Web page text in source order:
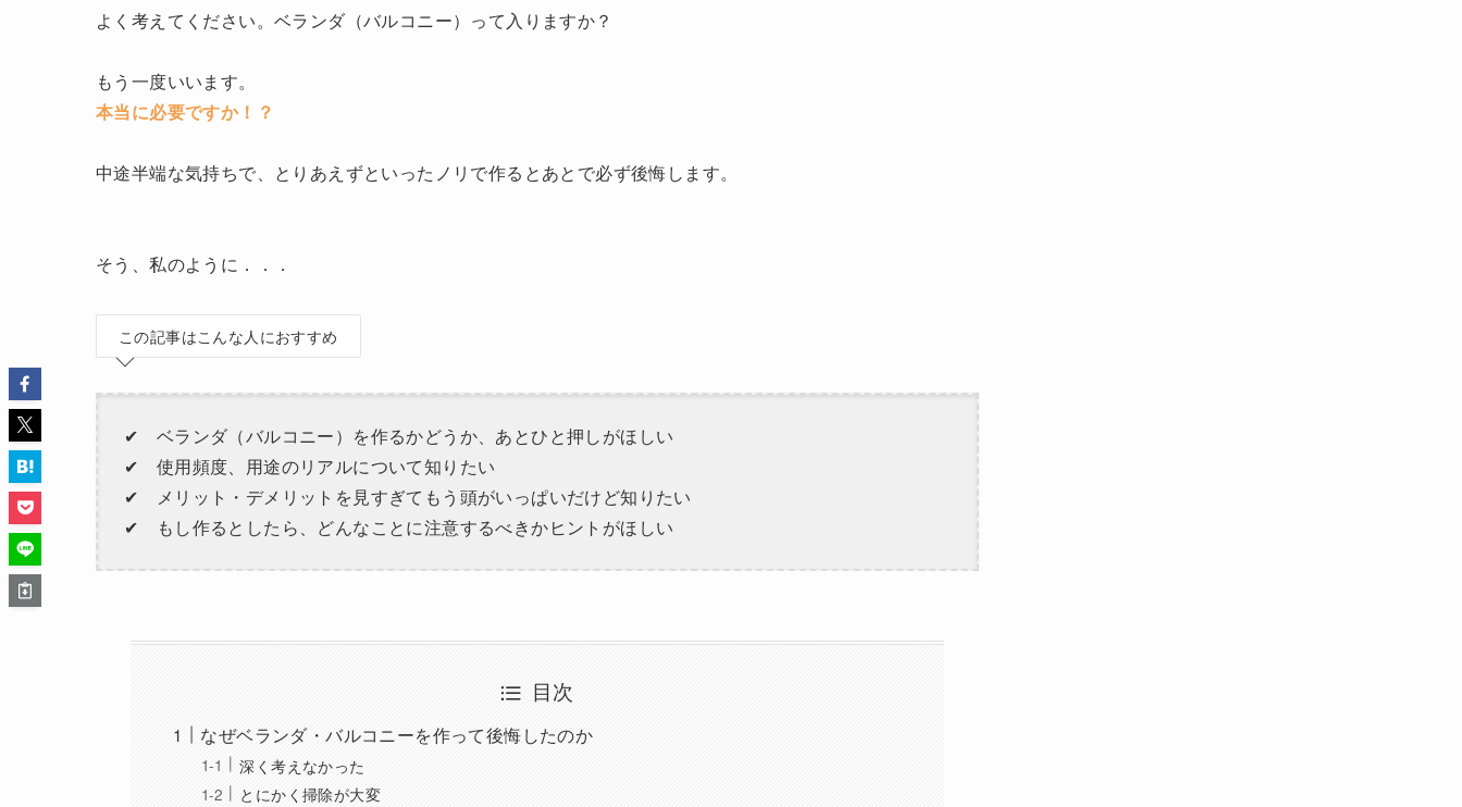
よく考えてください。ベランダ（バルコニー）って入りますか？
もう一度いいます。
本当に必要ですか！？
中途半端な気持ちで、とりあえずといったノリで作るとあとで必ず後悔します。
そう、私のように．．．
この記事はこんな人におすすめ
✔︎ ベランダ（バルコニー）を作るかどうか、あとひと押しがほしい
✔︎ 使用頻度、用途のリアルについて知りたい
✔︎ メリット・デメリットを見すぎてもう頭がいっぱいだけど知りたい
✔︎ もし作るとしたら、どんなことに注意するべきかヒントがほしい
目次
なぜベランダ・バルコニーを作って後悔したのか
深く考えなかった
とにかく掃除が大変